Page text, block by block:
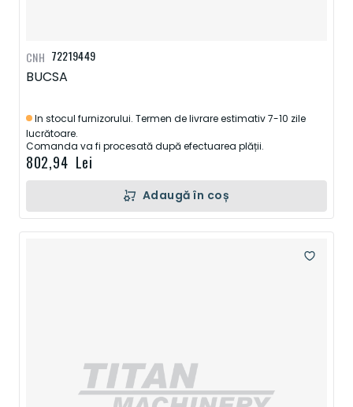
72219449
BUCSA
In stocul furnizorului. Termen de livrare estimativ 7-10 zile
lucrătoare.
Comanda va fi procesată după efectuarea plății.
802,94 Lei
CNH
Adaugă în coș